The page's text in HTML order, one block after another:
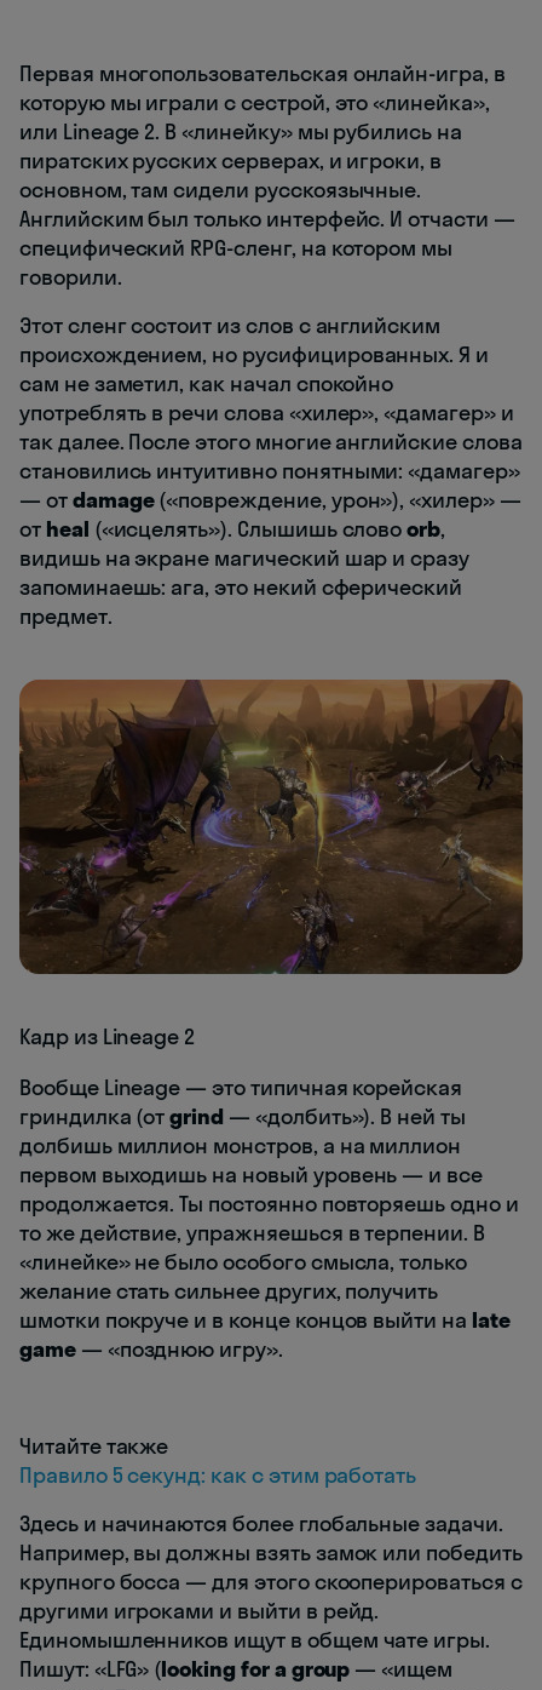
Первая многопользовательская онлайн-игра, в
которую мы играли с сестрой, это «линейка»,
или Lineage 2. В «линейку» мы рубились на
пиратских русских серверах, и игроки, в
основном, там сидели русскоязычные.
Английским был только интерфейс. И отчасти —
специфический RPG-сленг, на котором мы
говорили.
Этот сленг состоит из слов с английским
происхождением, но русифицированных. Я и
сам не заметил, как начал спокойно
употреблять в речи слова «хилер», «дамагер» и
так далее. После этого многие английские слова
становились интуитивно понятными: «дамагер»
— отdamage(«повреждение, урон»), «хилер» —
от heal («исцелять»). Слышишь словоorb,
видишь на экране магический шар и сразу
запоминаешь: ага, это некий сферический
предмет.
Кадр из Lineage 2
Вообще Lineage — это типичная корейская
гриндилка (отgrind — «долбить»). В ней ты
долбишь миллион монстров, а на миллион
первом выходишь на новый уровень — и все
продолжается. Ты постоянно повторяешь одно и
то же действие, упражняешься в терпении. В
«линейке» не было особого смысла, только
желание стать сильнее других, получить
шмотки покруче и в конце концов выйти на late
game— «позднюю игру».
Читайте также
Правило 5 секунд: как с этим работать
Здесь и начинаются более глобальные задачи.
Например, вы должны взять замок или победить
крупного босса — для этого скооперироваться с
другими игроками и выйти в рейд.
Единомышленников ищут в общем чате игры.
Пишут: «LFG» (looking for a group — «ищем